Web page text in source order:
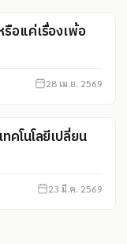
อแค่เรื่องเพ้อ
28 เม.ย. 2569
คโนโลยีเปลี่ยน
23 มี.ค. 2569